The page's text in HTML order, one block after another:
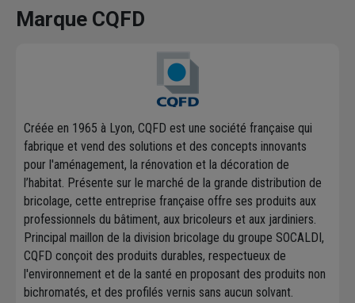
Marque CQFD
Créée en 1965 à Lyon, CQFD est une société française qui
fabrique et vend des solutions et des concepts innovants
pour l'aménagement, la rénovation et la décoration de
l’habitat. Présente sur le marché de la grande distribution de
bricolage, cette entreprise française offre ses produits aux
professionnels du bâtiment, aux bricoleurs et aux jardiniers.
Principal maillon de la division bricolage du groupe SOCALDI,
CQFD conçoit des produits durables, respectueux de
l'environnement et de la santé en proposant des produits non
bichromatés, et des profilés vernis sans aucun solvant.